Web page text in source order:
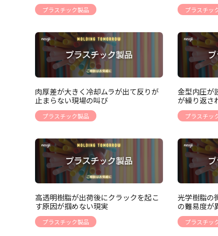
プラスチック製品 プラスチッ
肉厚差が大きく冷却ムラが出て反りが
止まらない現場の叫び
プラスチック製品
金型内圧が
が繰り返さ
プラスチッ
高透明樹脂が出荷後にクラックを起こ
す原因が掴めない現実
プラスチック製品
光学樹脂の
の難易度が
プラスチッ